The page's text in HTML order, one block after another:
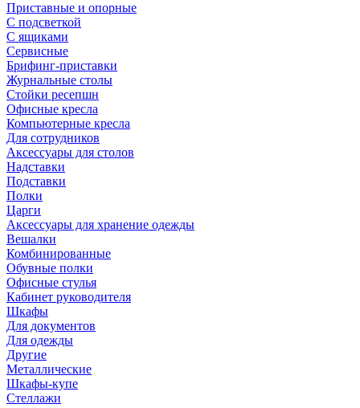
Приставные и опорные
С подсветкой
С ящиками
Сервисные
Брифинг-приставки
Журнальные столы
Стойки ресепшн
Офисные кресла
Компьютерные кресла
Для сотрудников
Аксессуары для столов
Надставки
Подставки
Полки
Царги
Аксессуары для хранение одежды
Вешалки
Комбинированные
Обувные полки
Офисные стулья
Кабинет руководителя
Шкафы
Для документов
Для одежды
Другие
Металлические
Шкафы-купе
Стеллажи